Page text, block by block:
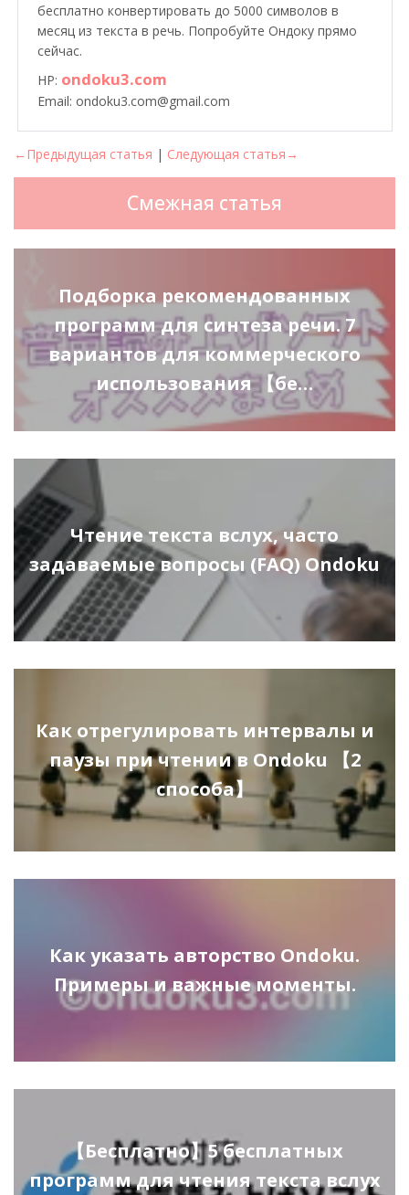
бесплатно конвертировать до 5000 символов в
месяц из текста в речь. Попробуйте Ондоку прямо
сейчас.
HP: ondoku3.com
Email: ondoku3.com@gmail.com
←Предыдущая статья | Следующая статья→
Смежная статья
Подборка рекомендованных
программ для синтеза речи. 7
вариантов для коммерческого
использования 【бе…
Чтение текста вслух, часто
задаваемые вопросы (FAQ) Ondoku
Как отрегулировать интервалы и
паузы при чтении в Ondoku 【2
способа】
Как указать авторство Ondoku.
Примеры и важные моменты.
【Бесплатно】5 бесплатных
программ для чтения текста вслух